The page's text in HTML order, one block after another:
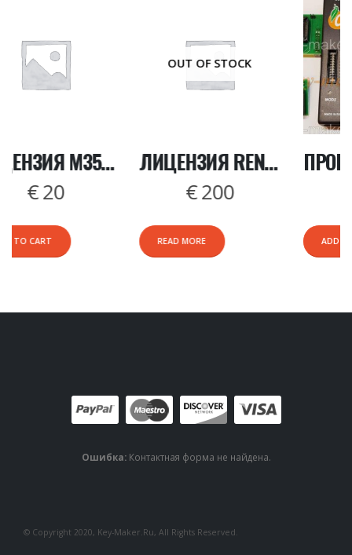
OUT OF STOCK
ЛИЦЕНЗИЯ RENESAS RH850.HPX V3.0
READ MORE
ПРОГРАММАТОР ORANGE 5 ( БАЗОВЫЙ КОМПЛЕКТ )
ADD TO CART
Ошибка:Контактная форма не найдена.
© Copyright 2020, Key-Maker.Ru, All Rights Reserved.